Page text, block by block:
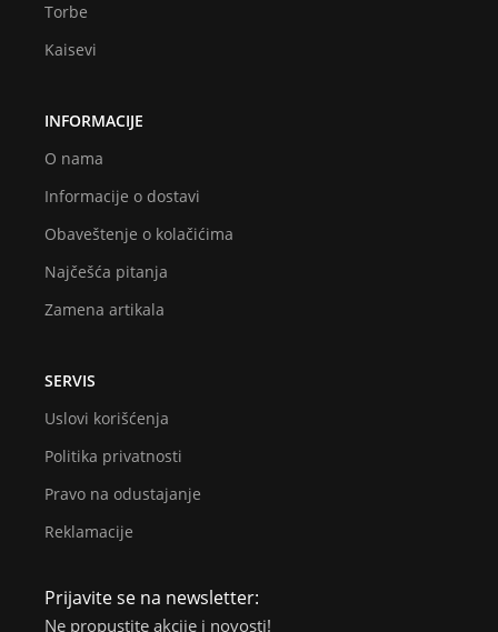
Torbe
Kaisevi
INFORMACIJE
O nama
Informacije o dostavi
Obaveštenje o kolačićima
Najčešća pitanja
Zamena artikala
SERVIS
Uslovi korišćenja
Politika privatnosti
Pravo na odustajanje
Reklamacije
Prijavite se na newsletter:
Ne propustite akcije i novosti!